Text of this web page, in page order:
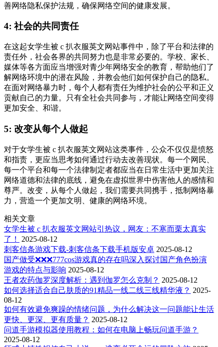
善网络隐私保护法规，确保网络空间的健康发展。
4: 社会的共同责任
在这起女学生被 c 扒衣服英文网站事件中，除了平台和法律的
责任外，社会各界的共同努力也是非常必要的。学校、家长、
媒体等各方面应当增强对青少年网络安全的教育，帮助他们了
解网络环境中的潜在风险，并教会他们如何保护自己的隐私。
在面对网络暴力时，每个人都有责任为维护社会的公平和正义
贡献自己的力量。只有全社会共同参与，才能让网络空间变得
更加安全、和谐。
5: 改变从每个人做起
对于女学生被 c 扒衣服英文网站这类事件，公众不仅仅是愤怒
和指责，更应当思考如何通过行动去改善现状。每一个网民、
每一个平台和每一个法律制定者都应当在日常生活中更加关注
网络道德和法律的底线，避免在虚拟世界中伤害他人的感情和
尊严。改变，从每个人做起，我们需要共同携手，抵制网络暴
力，营造一个更加文明、健康的网络环境。
相关文章
女学生被 c 扒衣服英文网站引热议，网友：不寒而栗太真实
了！
2025-08-12
刺客信条游戏下载-刺客信条下载手机版安卓 2025-08-12
国产做受❌❌❌777cos游戏真的存在吗深入探讨国产角色扮演
游戏的特点与影响 2025-08-12
王者农药伽罗深度解析：遇到伽罗怎么克制？ 2025-08-12
如何选择适合自己肤质的91精品一线二线三线精华液？ 2025-
08-12
如何有效避免爽躁的情绪问题，为什么解决这一问题能让生活
更快、更深、更有质量？ 2025-08-12
问道手游模拟器使用教程：如何在电脑上畅玩问道手游？
2025-08-12